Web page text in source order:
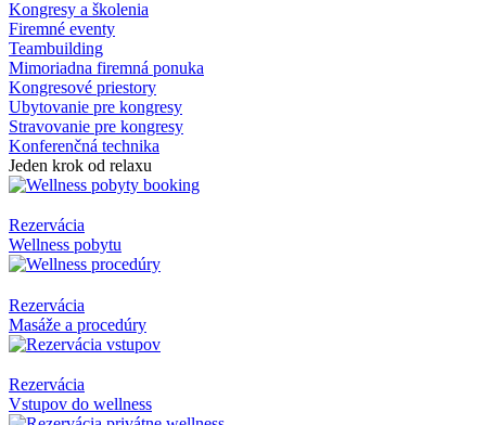
Kongresy a školenia
Firemné eventy
Teambuilding
Mimoriadna firemná ponuka
Kongresové priestory
Ubytovanie pre kongresy
Stravovanie pre kongresy
Konferenčná technika
Jeden krok od relaxu
Rezervácia
Wellness pobytu
Rezervácia
Masáže a procedúry
Rezervácia
Vstupov do wellness